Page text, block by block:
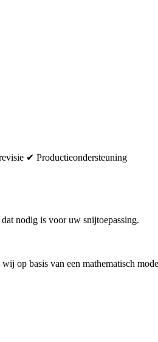
✔ Productieondersteuning
nodig is voor uw snijtoepassing.
op basis van een mathematisch